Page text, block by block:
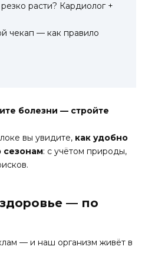
расти? Кардиолог +
чекап — как правило
болезни — стройте
вы увидите, как удобно
сезонам: с учётом природы,
— по
— и наш организм живёт в